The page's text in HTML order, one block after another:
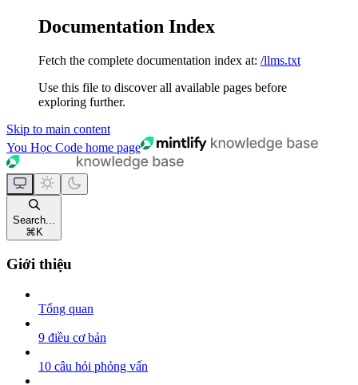
Documentation Index
Fetch the complete documentation index at: /llms.txt
Use this file to discover all available pages before
exploring further.
Skip to main content
You Học Code home page
Search...
⌘ K
Giới thiệu
Tổng quan
9 điều cơ bản
10 câu hỏi phỏng vấn